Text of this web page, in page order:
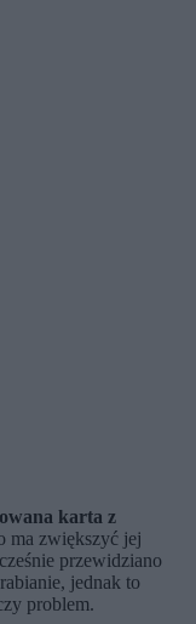
karta z
ma zwiększyć jej
przewidziano
jednak to
problem.